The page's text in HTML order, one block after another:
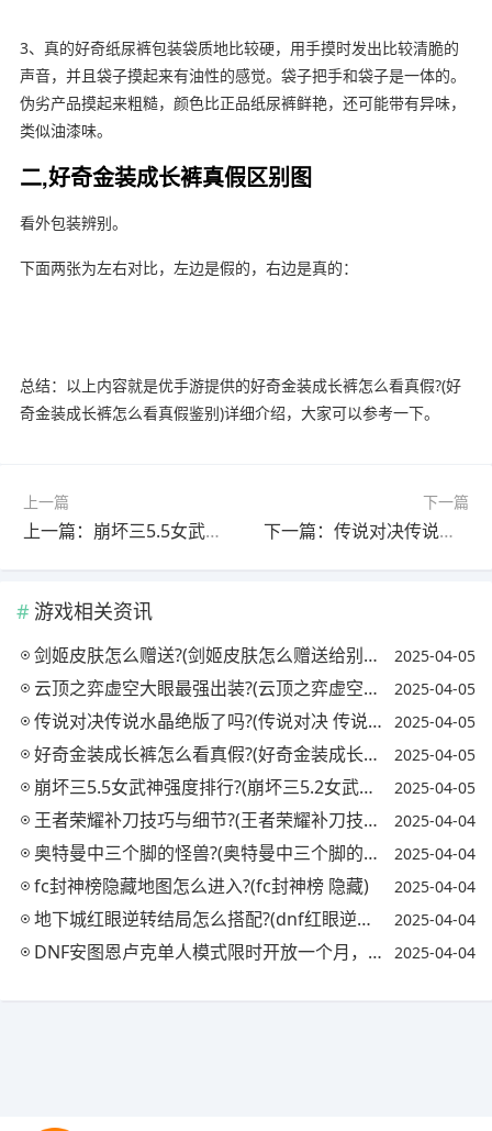
3、真的好奇纸尿裤包装袋质地比较硬，用手摸时发出比较清脆的
声音，并且袋子摸起来有油性的感觉。袋子把手和袋子是一体的。
伪劣产品摸起来粗糙，颜色比正品纸尿裤鲜艳，还可能带有异味，
类似油漆味。
二,好奇金装成长裤真假区别图
看外包装辨别。
下面两张为左右对比，左边是假的，右边是真的：
总结：以上内容就是优手游提供的好奇金装成长裤怎么看真假?(好
奇金装成长裤怎么看真假鉴别)详细介绍，大家可以参考一下。
上一篇
上一篇：崩坏三5.5女武神强度排行?(崩坏三5.2女武神强度)
下一篇
下一篇：传说对决传说水晶绝版了吗?(传说对决 传说水晶)
游戏相关资讯
剑姬皮肤怎么赠送?(剑姬皮肤怎么赠送给别人) 2025-04-05
云顶之弈虚空大眼最强出装?(云顶之弈虚空之眼出装) 2025-04-05
传说对决传说水晶绝版了吗?(传说对决 传说水晶) 2025-04-05
好奇金装成长裤怎么看真假?(好奇金装成长裤怎么看真假鉴别) 2025-04-05
崩坏三5.5女武神强度排行?(崩坏三5.2女武神强度) 2025-04-05
王者荣耀补刀技巧与细节?(王者荣耀补刀技巧视频) 2025-04-04
奥特曼中三个脚的怪兽?(奥特曼中三个脚的怪兽叫什么) 2025-04-04
fc封神榜隐藏地图怎么进入?(fc封神榜 隐藏) 2025-04-04
地下城红眼逆转结局怎么搭配?(dnf红眼逆转结局怎么样) 2025-04-04
DNF安图恩卢克单人模式限时开放一个月，你怎么看?(dnf安图恩和卢克在哪) 2025-04-04